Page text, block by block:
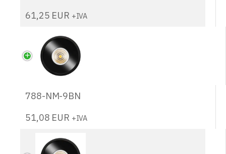
61,25 EUR +IVA
788-NM-9BN
51,08 EUR +IVA